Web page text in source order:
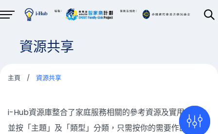
資源共享
主頁 / 資源共享
i-Hub資源庫整合了家庭服務相關的參考資源及實用套材，
並按「主題」及「類型」分類，只需按你的需要作出篩選，